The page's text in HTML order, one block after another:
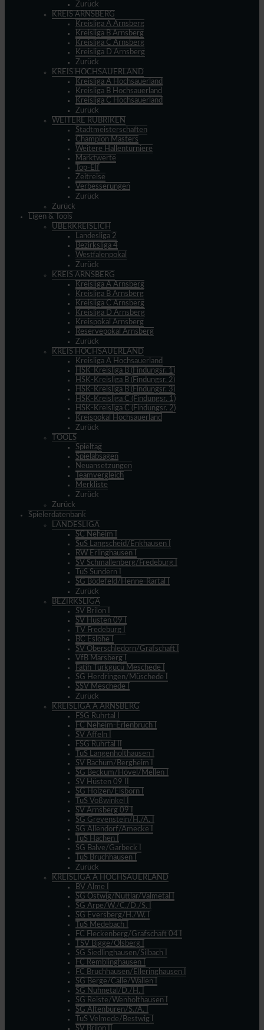
Zurück
KREIS ARNSBERG
Kreisliga A Arnsberg
Kreisliga B Arnsberg
Kreisliga C Arnsberg
Kreisliga D Arnsberg
Zurück
KREIS HOCHSAUERLAND
Kreisliga A Hochsauerland
Kreisliga B Hochsauerland
Kreisliga C Hochsauerland
Zurück
WEITERE RUBRIKEN
Stadtmeisterschaften
Champion Masters
Weitere Hallenturniere
Marktwerte
Top-Elf
Zeitreise
Verbesserungen
Zurück
Zurück
Ligen & Tools
ÜBERKREISLICH
Landesliga 2
Bezirksliga 4
Westfalenpokal
Zurück
KREIS ARNSBERG
Kreisliga A Arnsberg
Kreisliga B Arnsberg
Kreisliga C Arnsberg
Kreisliga D Arnsberg
Kreispokal Arnsberg
Reservepokal Arnsberg
Zurück
KREIS HOCHSAUERLAND
Kreisliga A Hochsauerland
HSK-Kreisliga B (Findungsr. 1)
HSK-Kreisliga B (Findungsr. 2)
HSK-Kreisliga B (Findungsr. 3)
HSK-Kreisliga C (Findungsr. 1)
HSK-Kreisliga C (Findungsr. 2)
Kreispokal Hochsauerland
Zurück
TOOLS
Spieltag
Spielabsagen
Neuansetzungen
Teamvergleich
Merkliste
Zurück
Zurück
Spielerdatenbank
LANDESLIGA
SC Neheim I
SuS Langscheid/Enkhausen I
RW Erlinghausen I
SV Schmallenberg/Fredeburg I
TuS Sundern I
SG Bödefeld/Henne-Rartal I
Zurück
BEZIRKSLIGA
SV Brilon I
SV Hüsten 09 I
TV Fredeburg I
BC Eslohe I
SV Oberschledorn/Grafschaft I
VfB Marsberg I
Fatih Türkgücü Meschede I
SG Herdringen/Müschede I
SSV Meschede I
Zurück
KREISLIGA A ARNSBERG
FSG Ruhrtal I
FC Neheim-Erlenbruch I
SV Affeln I
FSG Ruhrtal II
TuS Langenholthausen I
SV Bachum/Bergheim I
SG Beckum/Hövel/Mellen I
SV Hüsten 09 II
SG Holzen/Eisborn I
TuS Voßwinkel I
SV Arnsberg 09 I
SG Grevenstein/H./A. I
SG Allendorf/Amecke I
TuS Hachen I
SG Balve/Garbeck I
TuS Bruchhausen I
Zurück
KREISLIGA A HOCHSAUERLAND
BV Alme I
SG Ostwig/Nuttlar/Valmetal I
SG Arpe/W./C./D./S. I
SG Eversberg/H./W. I
TuS Medebach I
FC Fleckenberg/Grafschaft 04 I
TSV Bigge/Olsberg I
SG Siedlinghausen/Silbach I
FC Remblinghausen I
FC Bruchhausen/Elleringhausen I
SG Berge/Calle/Wallen I
SG Nuhnetal/D./H. I
SG Reiste/Wenholthausen I
SG Altenbüren/S./A. I
TuS Velmede/Bestwig I